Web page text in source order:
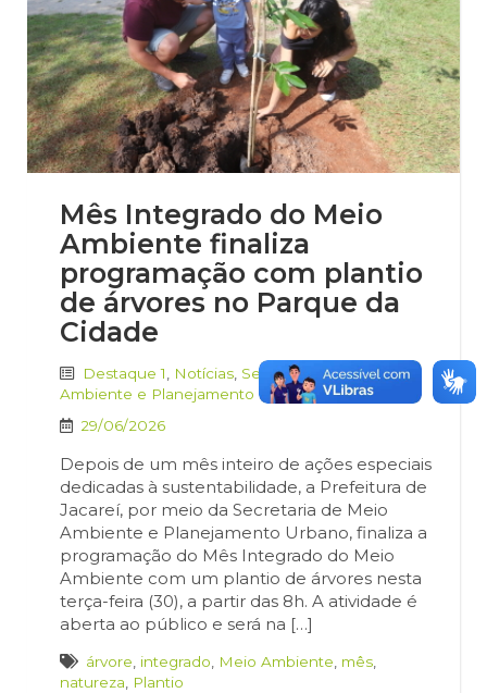
Mês Integrado do Meio
Ambiente finaliza
programação com plantio
de árvores no Parque da
Cidade
Destaque 1 Notícias Secretaria de Meio
Ambiente e Planejamento Urbano
29/06/2026
Depois de um mês inteiro de ações especiais
dedicadas à sustentabilidade, a Prefeitura de
Jacareí, por meio da Secretaria de Meio
Ambiente e Planejamento Urbano, finaliza a
programação do Mês Integrado do Meio
Ambiente com um plantio de árvores nesta
terça-feira (30), a partir das 8h. A atividade é
aberta ao público e será na […]
árvore integrado Meio Ambiente mês
natureza
Plantio